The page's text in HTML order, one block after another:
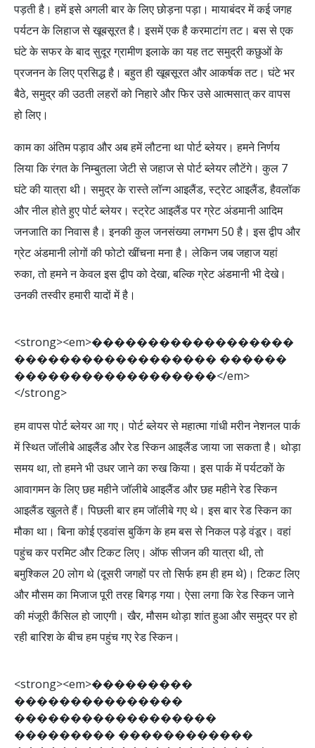
पड़ती है। हमें इसे अगली बार के लिए छोड़ना पड़ा। मायाबंदर में कई जगह
पर्यटन के लिहाज से खूबसूरत है। इसमें एक है करमाटांग तट। बस से एक
घंटे के सफर के बाद सुदूर ग्रामीण इलाके का यह तट समुद्री कछुओं के
प्रजनन के लिए प्रसिद्ध है। बहुत ही खूबसूरत और आकर्षक तट। घंटे भर
बैठे, समुद्र की उठती लहरों को निहारे और फिर उसे आत्मसात् कर वापस
हो लिए।
काम का अंतिम पड़ाव और अब हमें लौटना था पोर्ट ब्लेयर। हमने निर्णय
लिया कि रंगत के निम्बुतला जेटी से जहाज से पोर्ट ब्लेयर लौटेंगे। कुल 7
घंटे की यात्रा थी। समुद्र के रास्ते लॉन्ग आइलैंड, स्ट्रेट आइलैंड, हैवलॉक
और नील होते हुए पोर्ट ब्लेयर। स्ट्रेट आइलैंड पर ग्रेट अंडमानी आदिम
जनजाति का निवास है। इनकी कुल जनसंख्या लगभग 50 है। इस द्वीप और
ग्रेट अंडमानी लोगों की फोटो खींचना मना है। लेकिन जब जहाज यहां
रुका, तो हमने न केवल इस द्वीप को देखा, बल्कि ग्रेट अंडमानी भी देखे।
उनकी तस्वीर हमारी यादों में है।
<strong><em>������������������
������������������ ������
������������������</em>
</strong>
हम वापस पोर्ट ब्लेयर आ गए। पोर्ट ब्लेयर से महात्मा गांधी मरीन नेशनल पार्क
में स्थित जॉलीबे आइलैंड और रेड स्किन आइलैंड जाया जा सकता है। थोड़ा
समय था, तो हमने भी उधर जाने का रुख किया। इस पार्क में पर्यटकों के
आवागमन के लिए छह महीने जॉलीबे आइलैंड और छह महीने रेड स्किन
आइलैंड खुलते हैं। पिछली बार हम जॉलीबे गए थे। इस बार रेड स्किन का
मौका था। बिना कोई एडवांस बुकिंग के हम बस से निकल पड़े वंडूर। वहां
पहुंच कर परमिट और टिकट लिए। ऑफ सीजन की यात्रा थी, तो
बमुश्किल 20 लोग थे (दूसरी जगहों पर तो सिर्फ हम ही हम थे)। टिकट लिए
और मौसम का मिजाज पूरी तरह बिगड़ गया। ऐसा लगा कि रेड स्किन जाने
की मंजूरी कैंसिल हो जाएगी। खैर, मौसम थोड़ा शांत हुआ और समुद्र पर हो
रही बारिश के बीच हम पहुंच गए रेड स्किन।
<strong><em>���������
���������������
������������������
��������� ������������